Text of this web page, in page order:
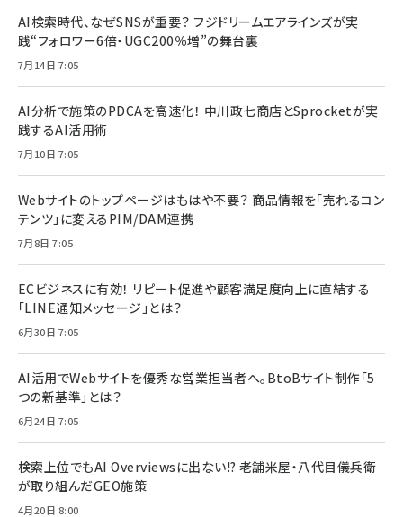
AI検索時代、なぜSNSが重要？ フジドリームエアラインズが実
践“フォロワー6倍・UGC200％増”の舞台裏
7月14日 7:05
AI分析で施策のPDCAを高速化！ 中川政七商店とSprocketが実
践するAI活用術
7月10日 7:05
Webサイトのトップページはもはや不要？ 商品情報を「売れるコン
テンツ」に変えるPIM/DAM連携
7月8日 7:05
ECビジネスに有効！ リピート促進や顧客満足度向上に直結する
「LINE通知メッセージ」とは？
6月30日 7:05
AI活用でWebサイトを優秀な営業担当者へ。BtoBサイト制作「5
つの新基準」とは？
6月24日 7:05
検索上位でもAI Overviewsに出ない!? 老舗米屋・八代目儀兵衛
が取り組んだGEO施策
4月20日 8:00